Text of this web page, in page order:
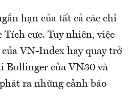
hạn của tất cả các chỉ
Tích cực. Tuy nhiên, việc
VN-Index hay quay trở
Bollinger của VN30 và
ra những cảnh báo